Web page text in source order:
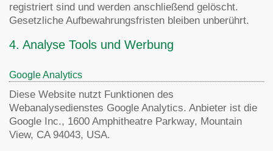
registriert sind und werden anschließend gelöscht.
Gesetzliche Aufbewahrungsfristen bleiben unberührt.
4. Analyse Tools und Werbung
Google Analytics
Diese Website nutzt Funktionen des
Webanalysedienstes Google Analytics. Anbieter ist die
Google Inc., 1600 Amphitheatre Parkway, Mountain
View, CA 94043, USA.